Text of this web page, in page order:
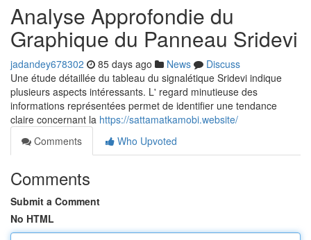
Analyse Approfondie du
Graphique du Panneau Sridevi
jadandey678302 85 days ago News
Discuss
Une étude détaillée du tableau du signalétique Sridevi indique
plusieurs aspects intéressants. L' regard minutieuse des
informations représentées permet de identifier une tendance
claire concernant la https://sattamatkamobi.website/
Comments
Who Upvoted
Comments
Submit a Comment
No HTML